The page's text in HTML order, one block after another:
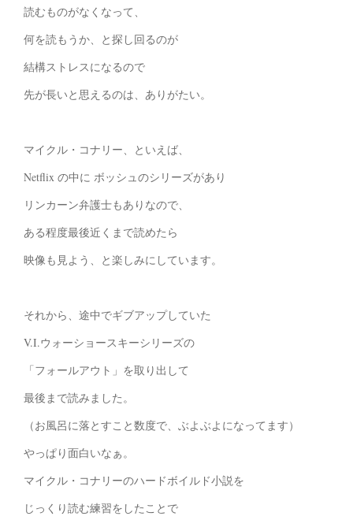
読むものがなくなって、
何を読もうか、と探し回るのが
結構ストレスになるので
先が長いと思えるのは、ありがたい。
マイクル・コナリー、といえば、
Netflix の中に ボッシュのシリーズがあり
リンカーン弁護士もありなので、
ある程度最後近くまで読めたら
映像も見よう、と楽しみにしています。
それから、途中でギブアップしていた
V.I.ウォーショースキーシリーズの
「フォールアウト」を取り出して
最後まで読みました。
（お風呂に落とすこと数度で、ぶよぶよになってます）
やっぱり面白いなぁ。
マイクル・コナリーのハードボイルド小説を
じっくり読む練習をしたことで